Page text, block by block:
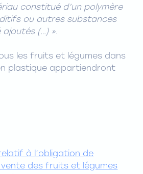
constitué d’un polymère
ou autres substances
(…) ».
les fruits et légumes dans
plastique appartiendront
à l’obligation de
des fruits et légumes